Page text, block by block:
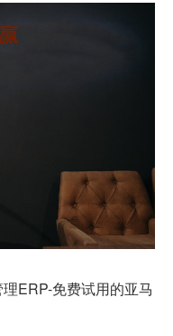
ERP-免费试用的亚马